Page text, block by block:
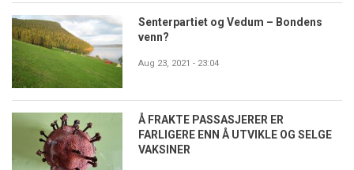
Senterpartiet og Vedum – Bondens
venn?
Aug 23, 2021 - 23:04
Å FRAKTE PASSASJERER ER
FARLIGERE ENN Å UTVIKLE OG SELGE
VAKSINER